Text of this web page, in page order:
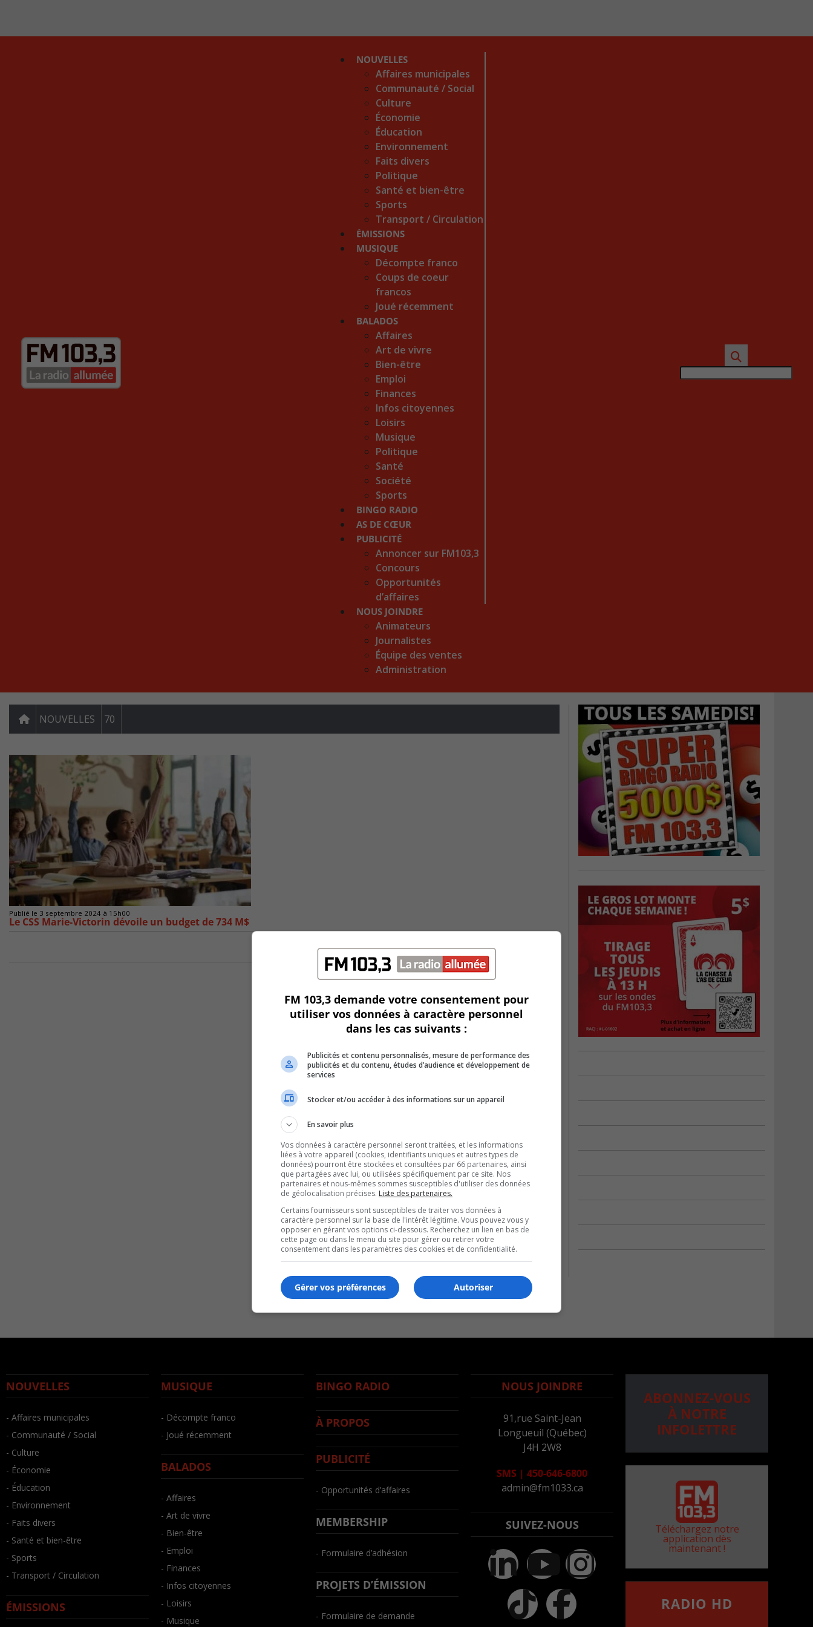
NOUVELLES
Affaires municipales
Communauté / Social
Culture
Économie
Éducation
Environnement
Faits divers
Politique
Santé et bien-être
Sports
Transport / Circulation
ÉMISSIONS
MUSIQUE
Décompte franco
Coups de coeur
francos
Joué récemment
BALADOS
Affaires
Art de vivre
Bien-être
Emploi
Finances
Infos citoyennes
Loisirs
Musique
Politique
Santé
Société
Sports
BINGO RADIO
AS DE CŒUR
PUBLICITÉ
Annoncer sur FM103,3
Concours
Opportunités
d’affaires
NOUS JOINDRE
Animateurs
Journalistes
Équipe des ventes
Administration
NOUVELLES 70
Publié le 3 septembre 2024 à 15h00
Le CSS Marie-Victorin dévoile un budget de 734 M$
NOUVELLES
- Affaires municipales
- Communauté / Social
- Culture
- Économie
- Éducation
- Environnement
- Faits divers
- Santé et bien-être
- Sports
- Transport / Circulation
ÉMISSIONS
MUSIQUE
- Décompte franco
- Joué récemment
BALADOS
- Affaires
- Art de vivre
- Bien-être
- Emploi
- Finances
- Infos citoyennes
- Loisirs
- Musique
BINGO RADIO
À PROPOS
PUBLICITÉ
- Opportunités d’affaires
MEMBERSHIP
- Formulaire d’adhésion
PROJETS D’ÉMISSION
- Formulaire de demande
NOUS JOINDRE
91,rue Saint-Jean
Longueuil (Québec)
J4H 2W8
SMS | 450-646-6800
admin@fm1033.ca
SUIVEZ-NOUS
ABONNEZ-VOUS
À NOTRE
INFOLETTRE
Téléchargez notre
application dès
maintenant !
RADIO HD
FM 103,3 demande votre consentement pour
utiliser vos données à caractère personnel
dans les cas suivants :
Publicités et contenu personnalisés, mesure de performance des
publicités et du contenu, études d’audience et développement de
services
Stocker et/ou accéder à des informations sur un appareil
En savoir plus
Vos données à caractère personnel seront traitées, et les informations
liées à votre appareil (cookies, identifiants uniques et autres types de
données) pourront être stockées et consultées par 66 partenaires, ainsi
que partagées avec lui, ou utilisées spécifiquement par ce site. Nos
partenaires et nous-mêmes sommes susceptibles d'utiliser des données
de géolocalisation précises. Liste des partenaires.
Certains fournisseurs sont susceptibles de traiter vos données à
caractère personnel sur la base de l'intérêt légitime. Vous pouvez vous y
opposer en gérant vos options ci-dessous. Recherchez un lien en bas de
cette page ou dans le menu du site pour gérer ou retirer votre
consentement dans les paramètres des cookies et de confidentialité.
Autoriser
Gérer vos préférences